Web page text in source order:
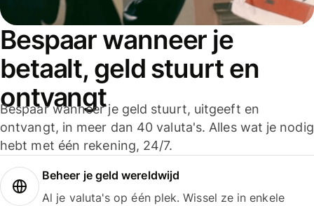
Bespaar wanneer je
betaalt, geld stuurt en
ontvangt
Bespaar wanneer je geld stuurt, uitgeeft en
ontvangt, in meer dan 40 valuta's. Alles wat je nodig
hebt met één rekening, 24/7.
Beheer je geld wereldwijd
Al je valuta's op één plek. Wissel ze in enkele